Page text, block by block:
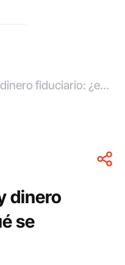
fiduciario: ¿en
dinero
se